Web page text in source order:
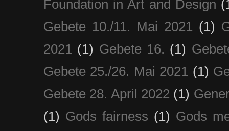
Foundation in Art and Design
Gebete 10./11. Mai 2021 (1)
2021 (1) Gebete 16. (1)
Gebete 25./26. Mai 2021 (1)
Gebete 28. April 2022 (1)
(1) Gods fairness (1) Gods